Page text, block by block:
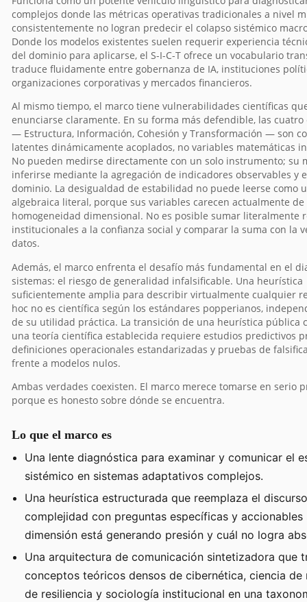
complejos donde las métricas operativas tradicionales a nivel
consistentemente no logran predecir el colapso sistémico
Donde los modelos existentes suelen requerir experiencia
del dominio para aplicarse, el S-I-C-T ofrece un vocabulario
traduce fluidamente entre gobernanza de IA, instituciones
organizaciones corporativas y mercados financieros.
Al mismo tiempo, el marco tiene vulnerabilidades científicas
enunciarse claramente. En su forma más defendible, las
— Estructura, Información, Cohesión y Transformación — son
latentes dinámicamente acoplados, no variables matemáticas
No pueden medirse directamente con un solo instrumento; su
inferirse mediante la agregación de indicadores observables y
dominio. La desigualdad de estabilidad no puede leerse como
algebraica literal, porque sus variables carecen actualmente de
homogeneidad dimensional. No es posible sumar literalmente
institucionales a la confianza social y comparar la suma con la
datos.
Además, el marco enfrenta el desafío más fundamental en el
sistemas: el riesgo de generalidad infalsificable. Una heurística
suficientemente amplia para describir virtualmente cualquier
hoc no es científica según los estándares popperianos,
de su utilidad práctica. La transición de una heurística pública
una teoría científica establecida requiere estudios predictivos
definiciones operacionales estandarizadas y pruebas de
frente a modelos nulos.
Ambas verdades coexisten. El marco merece tomarse en serio
porque es honesto sobre dónde se encuentra.
Lo que el marco es
Una lente diagnóstica para examinar y comunicar el
sistémico en sistemas adaptativos complejos.
Una heurística estructurada que reemplaza el
complejidad con preguntas específicas y accionables
dimensión está generando presión y cuál no logra
Una arquitectura de comunicación sintetizadora que
conceptos teóricos densos de cibernética, ciencia de
de resiliencia y sociología institucional en una